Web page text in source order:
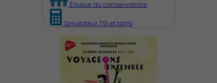
Découvrir Charenton
Équipe du conservatoire
Simulateur TSI et tarifs